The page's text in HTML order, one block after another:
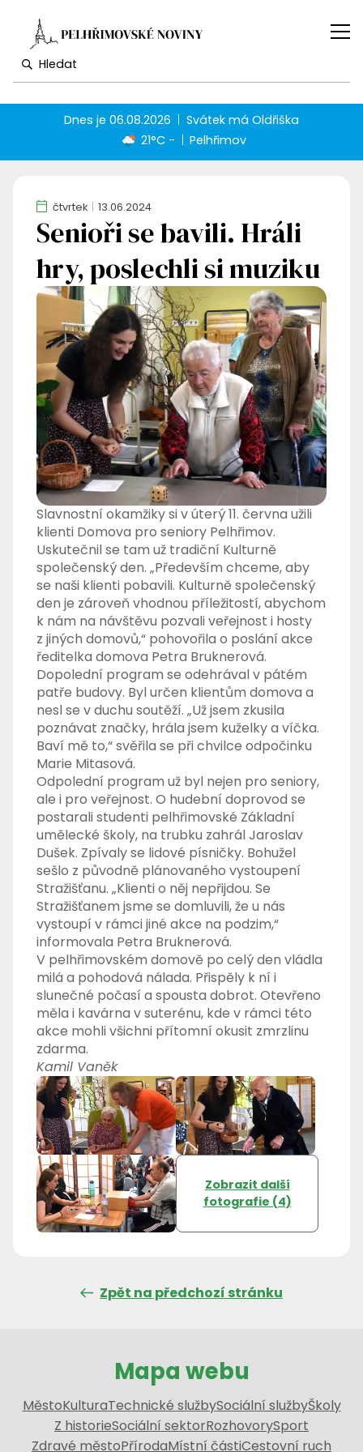
Dnes je06.08.2026 Svátek má Oldřiška
21°C -
Pelhřimov
čtvrtek 13.06.2024
Senioři se bavili. Hráli
hry, poslechli si muziku
Slavnostní okamžiky si v úterý 11. června užili
klienti Domova pro seniory Pelhřimov.
Uskutečnil se tam už tradiční Kulturně
společenský den. „Především chceme, aby
se naši klienti pobavili. Kulturně společenský
den je zároveň vhodnou příležitostí, abychom
k nám na návštěvu pozvali veřejnost i hosty
z jiných domovů,“ pohovořila o poslání akce
ředitelka domova Petra Bruknerová.
Dopolední program se odehrával v pátém
patře budovy. Byl určen klientům domova a
nesl se v duchu soutěží. „Už jsem zkusila
poznávat značky, hrála jsem kuželky a víčka.
Baví mě to,“ svěřila se při chvilce odpočinku
Marie Mitasová.
Odpolední program už byl nejen pro seniory,
ale i pro veřejnost. O hudební doprovod se
postarali studenti pelhřimovské Základní
umělecké školy, na trubku zahrál Jaroslav
Dušek. Zpívaly se lidové písničky. Bohužel
sešlo z původně plánovaného vystoupení
Stražišťanu. „Klienti o něj nepřijdou. Se
Stražišťanem jsme se domluvili, že u nás
vystoupí v rámci jiné akce na podzim,“
informovala Petra Bruknerová.
V pelhřimovském domově po celý den vládla
milá a pohodová nálada. Přispěly k ní i
slunečné počasí a spousta dobrot. Otevřeno
měla i kavárna v suterénu, kde v rámci této
akce mohli všichni přítomní okusit zmrzlinu
zdarma.
Kamil Vaněk
Zobrazit další
fotografie (4)
Zpět na předchozí stránku
Mapa webu
MěstoKulturaTechnické službySociální službyŠkoly
Z historieSociální sektorRozhovorySport
Zdravé městoPřírodaMístní částiCestovní ruch